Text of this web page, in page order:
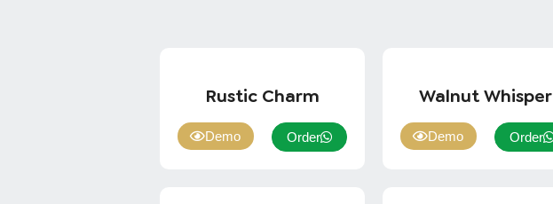
Rustic Charm
Demo Order
Walnut Whisper
Demo Order